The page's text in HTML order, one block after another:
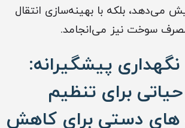
می‌دهد، بلکه با بهینه‌سازی انتقال
سوخت نیز می‌انجامد.
نگهداری پیشگیرانه:
برای تنظیم
های دستی برای کاهش